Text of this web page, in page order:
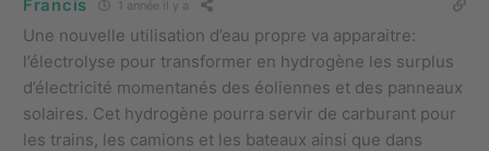
Francis 1 année il y a
Une nouvelle utilisation d’eau propre va apparaitre:
l’électrolyse pour transformer en hydrogène les surplus
d’électricité momentanés des éoliennes et des panneaux
solaires. Cet hydrogène pourra servir de carburant pour
les trains, les camions et les bateaux ainsi que dans